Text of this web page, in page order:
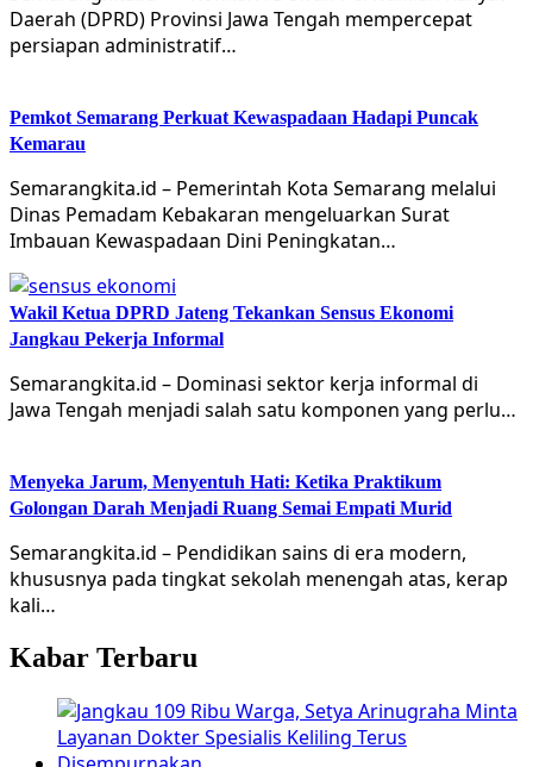
Daerah (DPRD) Provinsi Jawa Tengah mempercepat
persiapan administratif…
Pemkot Semarang Perkuat Kewaspadaan Hadapi Puncak
Kemarau
Semarangkita.id – Pemerintah Kota Semarang melalui
Dinas Pemadam Kebakaran mengeluarkan Surat
Imbauan Kewaspadaan Dini Peningkatan…
Wakil Ketua DPRD Jateng Tekankan Sensus Ekonomi
Jangkau Pekerja Informal
Semarangkita.id – Dominasi sektor kerja informal di
Jawa Tengah menjadi salah satu komponen yang perlu…
Menyeka Jarum, Menyentuh Hati: Ketika Praktikum
Golongan Darah Menjadi Ruang Semai Empati Murid
Semarangkita.id – Pendidikan sains di era modern,
khususnya pada tingkat sekolah menengah atas, kerap
kali…
Kabar Terbaru